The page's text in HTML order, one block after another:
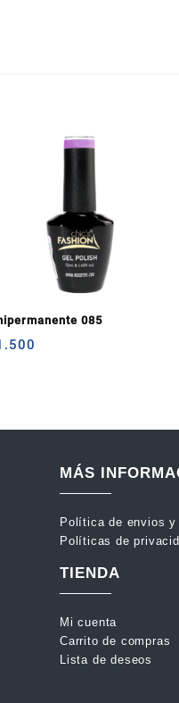
085
MÁS
Política de envios y
Políticas de
TIENDA
Mi cuenta
Carrito de compras
Lista de deseos